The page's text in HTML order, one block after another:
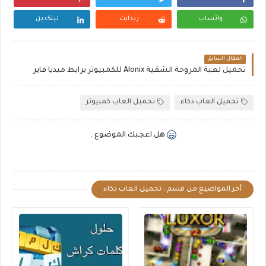
واتساب ريدايت لينكدين
المقال السابق
تحميل لعبة المروحة الشقية Alonix للكمبيوتر برابط ميديا فاير
تحميل العاب ذكاء تحميل العاب كمبيوتر
هل اعجبك الموضوع :
أخر المواضيع من قسم : تحميل العاب ذكاء